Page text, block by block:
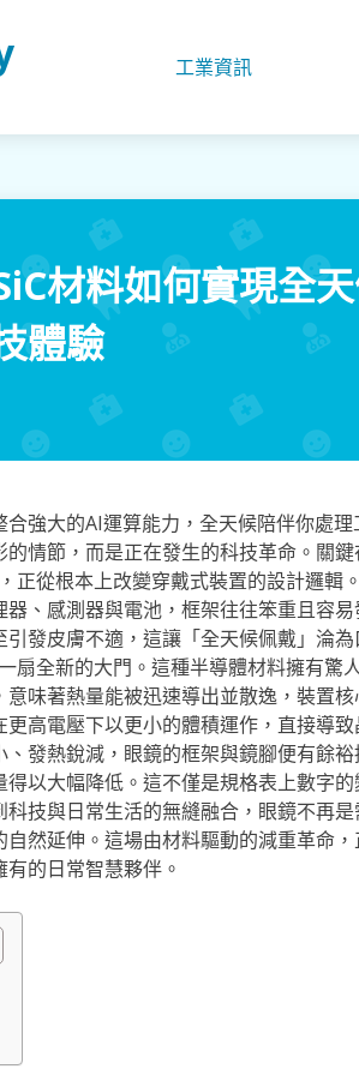
工業資訊
材料如何實現全
體驗
強大的AI運算能力，全天候陪伴你處理
情節，而是正在發生的科技革命。關
從根本上改變穿戴式裝置的設計邏輯
、感測器與電池，框架往往笨重且容
發皮膚不適，這讓「全天候佩戴」淪為
扇全新的大門。這種半導體材料擁有驚
味著熱量能被迅速導出並散逸，裝置核
高電壓下以更小的體積運作，直接導
發熱銳減，眼鏡的框架與鏡腳便有餘裕
以大幅降低。這不僅是規格表上數字
技與日常生活的無縫融合，眼鏡不再
然延伸。這場由材料驅動的減重革命
的日常智慧夥伴。